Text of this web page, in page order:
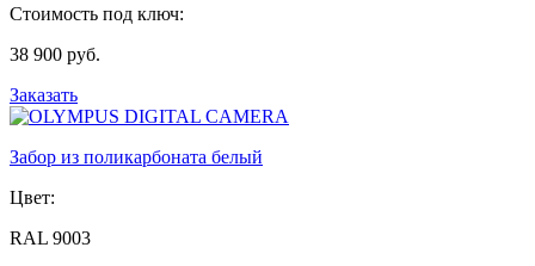
Стоимость под ключ:
38 900 руб.
Заказать
Забор из поликарбоната белый
Цвет:
RAL 9003